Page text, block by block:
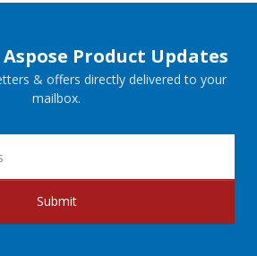
Product Updates
& offers directly delivered to your
mailbox.
Submit